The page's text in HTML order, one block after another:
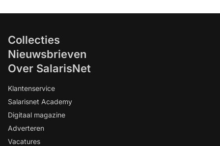
Collecties
Nieuwsbrieven
Over SalarisNet
Klantenservice
Salarisnet Academy
Digitaal magazine
Adverteren
Vacatures